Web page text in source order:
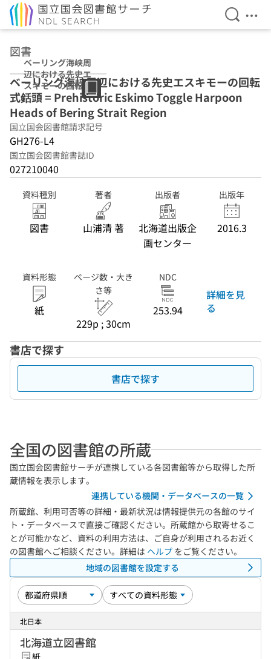
検索を
メ
図書
ベーリング海峡周
辺における先史エ
スキモーの回転式
銛頭
ベーリング海峡周辺における先史エスキモーの回転
式銛頭 = Prehistoric Eskimo Toggle Harpoon
Heads of Bering Strait Region
国立国会図書館請求記号
GH276-L4
国立国会図書館書誌ID
027210040
資料種別
図書
著者
山浦清 著
出版者
北海道出版企
画センター
出版年
2016.3
資料形態
紙
ページ数・大き
さ等
229p ; 30cm
NDC
253.94
詳細を見
る
書店で探す
書店で探す
全国の図書館の所蔵
国立国会図書館サーチが連携している各図書館等から取得した所
蔵情報を表示します。
連携している機関・データベースの一覧
所蔵館、利用可否等の詳細・最新状況は情報提供元の各館のサイ
ト・データベースで直接ご確認ください。所蔵館から取寄せるこ
とが可能かなど、資料の利用方法は、ご自身が利用されるお近く
の図書館へご相談ください。詳細は ヘルプ をご覧ください。
地域の図書館を設定する
北日本
北海道立図書館
紙